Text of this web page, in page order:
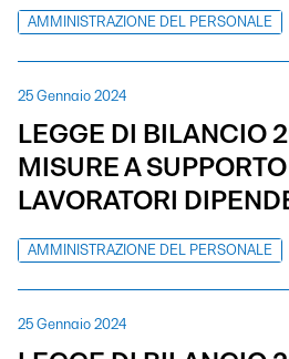
AMMINISTRAZIONE DEL PERSONALE
25 Gennaio 2024
LEGGE DI BILANCIO
MISURE A
LAVORATORI
AMMINISTRAZIONE DEL PERSONALE
25 Gennaio 2024